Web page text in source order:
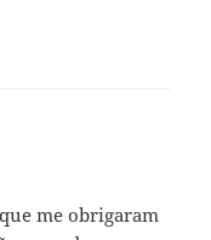
me obrigaram